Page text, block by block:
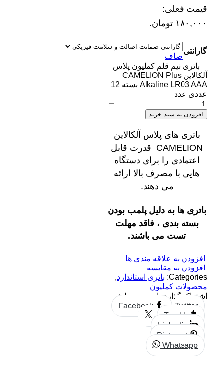
قیمت فعلی:
۱۸۰,۰۰۰ تومان.
گارانتی
صاف
باتری نیم قلم کملیون پلاس
آلکالاین CAMELION Plus
Alkaline LR03 AAA بسته 12
عددی عدد
افزودن به سبد خرید
باتری های پلاس آلکالاین
CAMELION قدرت قابل
اعتمادی را برای دستگاه
هایی با مصرف بالا ارائه
می دهند.
باتری ها به دلیل پلمب بودن
بسته بندی ، فاقد مهلت
تست می باشند.
افزودن به علاقه مندی ها
افزودن به مقایسه
Categories: باتری استاندارد,
محصولات کملیون
اشتراک گذاری این محصول:
Facebook
Twitter
Tumblr
Linkedin
Pinterest
Whatsapp